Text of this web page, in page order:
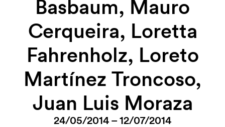
Basbaum, Mauro
Cerqueira, Loretta
Fahrenholz, Loreto
Martínez Troncoso,
Juan Luis Moraza
24/05/2014 – 12/07/2014